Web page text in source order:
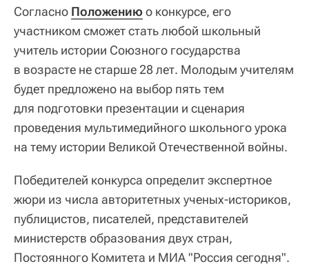
Согласно Положениюо конкурсе, его
участником сможет стать любой школьный
учитель истории Союзного государства
в возрасте не старше 28 лет. Молодым учителям
будет предложено на выбор пять тем
для подготовки презентации и сценария
проведения мультимедийного школьного урока
на тему истории Великой Отечественной войны.
Победителей конкурса определит экспертное
жюри из числа авторитетных ученых-историков,
публицистов, писателей, представителей
министерств образования двух стран,
Постоянного Комитета и МИА "Россия сегодня".